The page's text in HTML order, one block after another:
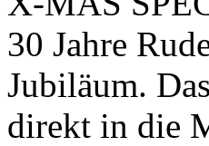
30 Jahre
Jubiläum.
direkt in die